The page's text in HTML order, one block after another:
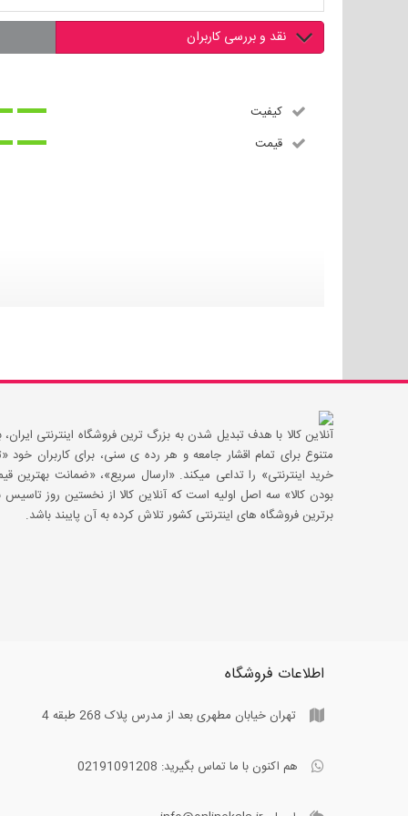
نقد و بررسی کاربران
کیفیت
قیمت
آنلاین کالا با هدف تبدیل شدن به بزرگ ترین فروشگاه اینترنتی ایران،
متنوع برای تمام اقشار جامعه و هر رده ی سنی، برای کاربران
خرید اینترنتی» را تداعی میکند. «ارسال سریع»، «ضمانت
بودن کالا» سه اصل اولیه است که آنلاین کالا از نخستین روز تاسیس
برترین فروشگاه های اینترنتی کشور تلاش کرده به آن پایبند باشد.
اطلاعات فروشگاه
تهران خیابان مطهری بعد از مدرس پلاک 268 طبقه 4
هم اکنون با ما تماس بگیرید: 02191091208